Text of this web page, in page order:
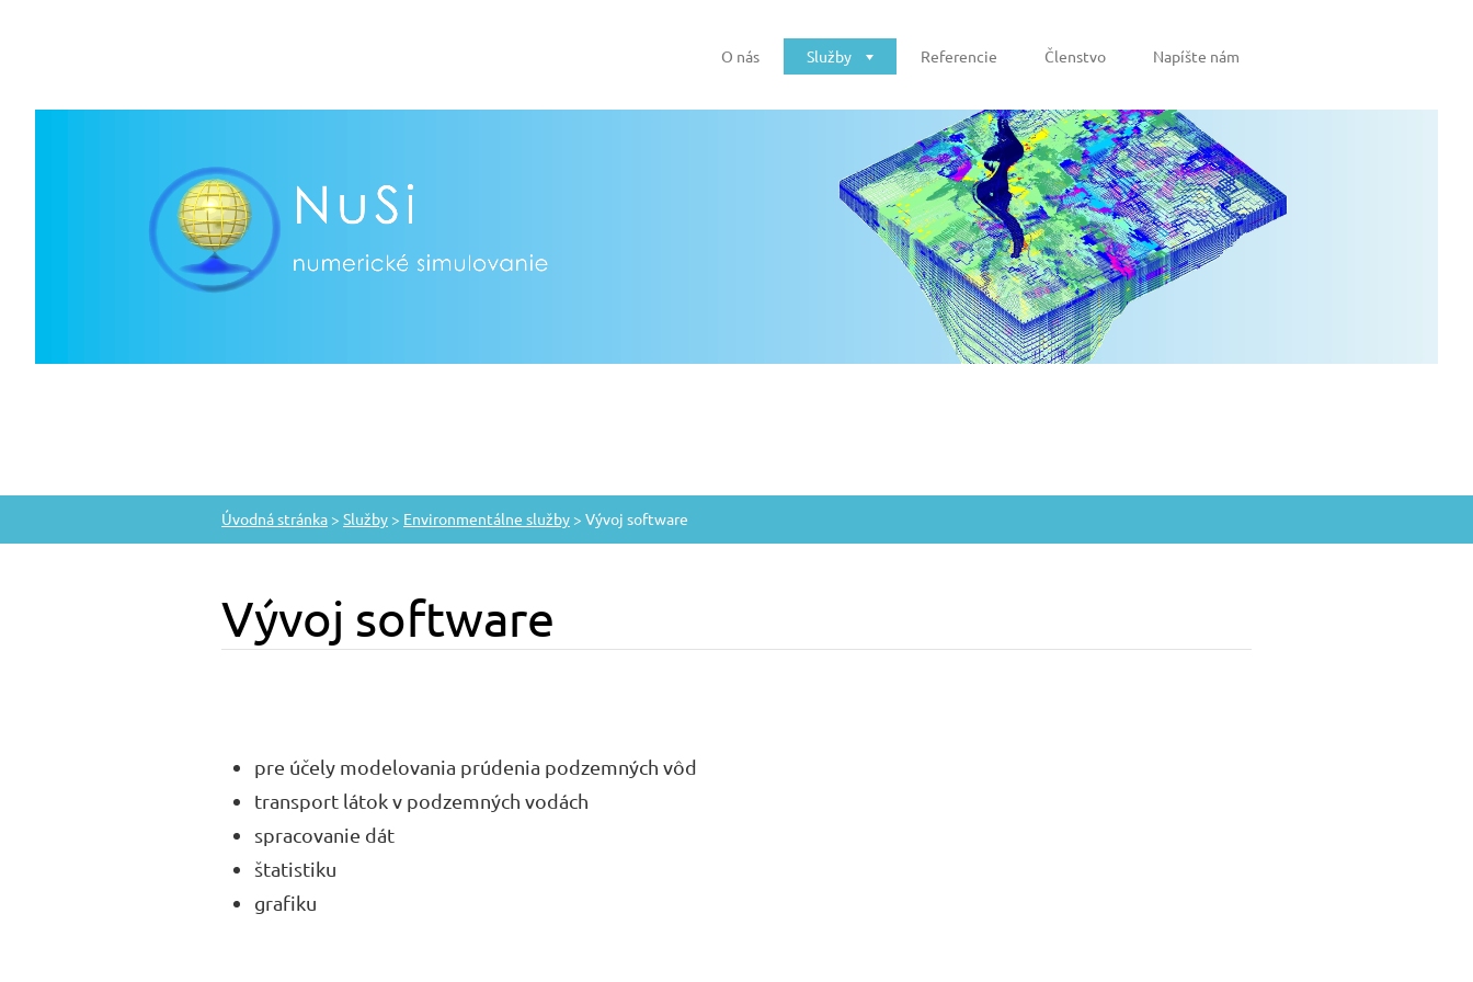
O nás Služby Referencie Členstvo Napíšte nám
Úvodná stránka > Služby > Environmentálne služby > Vývoj software
Vývoj software
pre účely modelovania prúdenia podzemných vôd
transport látok v podzemných vodách
spracovanie dát
štatistiku
grafiku